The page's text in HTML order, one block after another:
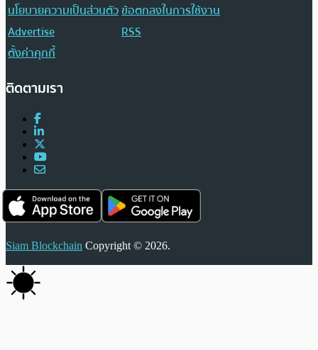
นโยบายความเป็นส่วนตัวข้อตกลงในการใช้งาน
Advertise
RSS
ตั้งค่าคุกกี้
ติดตามเรา
Siam Blockchain Copyright © 2026.